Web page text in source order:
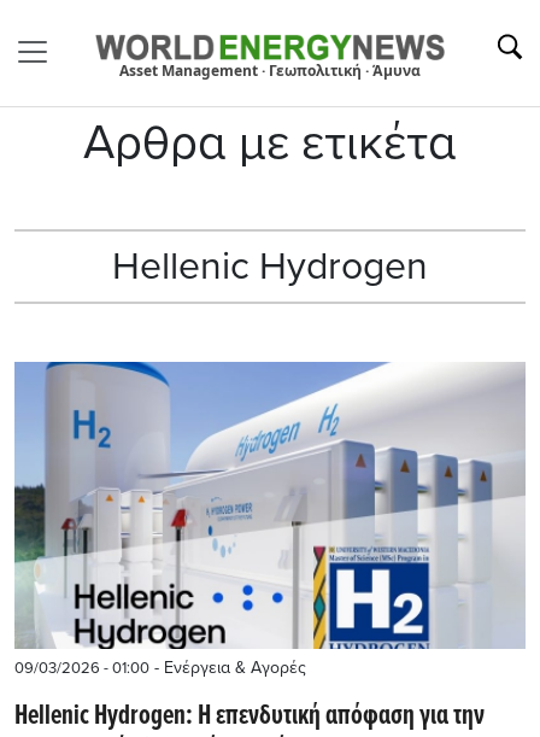
Asset Management · Γεωπολιτική · Άμυνα
Αρθρα με ετικέτα
Hellenic Hydrogen
09/03/2026 - 01:00 - Ενέργεια & Αγορές
Hellenic Hydrogen: Η επενδυτική απόφαση για την